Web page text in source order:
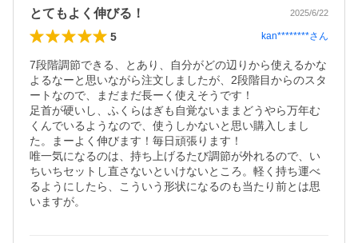
とてもよく伸びる！ 2025/6/22
5 kan********さん
7段階調節できる、とあり、自分がどの辺りから使えるかな
よるなーと思いながら注文しましたが、2段階目からのスタ
ートなので、まだまだ長ーく使えそうです！
足首が硬いし、ふくらはぎも自覚ないままどうやら万年む
くんでいるようなので、使うしかないと思い購入しまし
た。まーよく伸びます！毎日頑張ります！
唯一気になるのは、持ち上げるたび調節が外れるので、い
ちいちセットし直さないといけないところ。軽く持ち運べ
るようにしたら、こういう形状になるのも当たり前とは思
いますが。